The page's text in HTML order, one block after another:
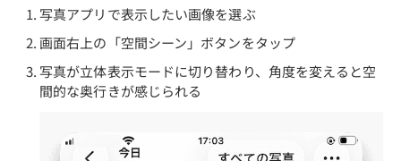
写真アプリで表示したい画像を選ぶ
画面右上の「空間シーン」ボタンをタップ
写真が立体表示モードに切り替わり、角度を変えると空
間的な奥行きが感じられる